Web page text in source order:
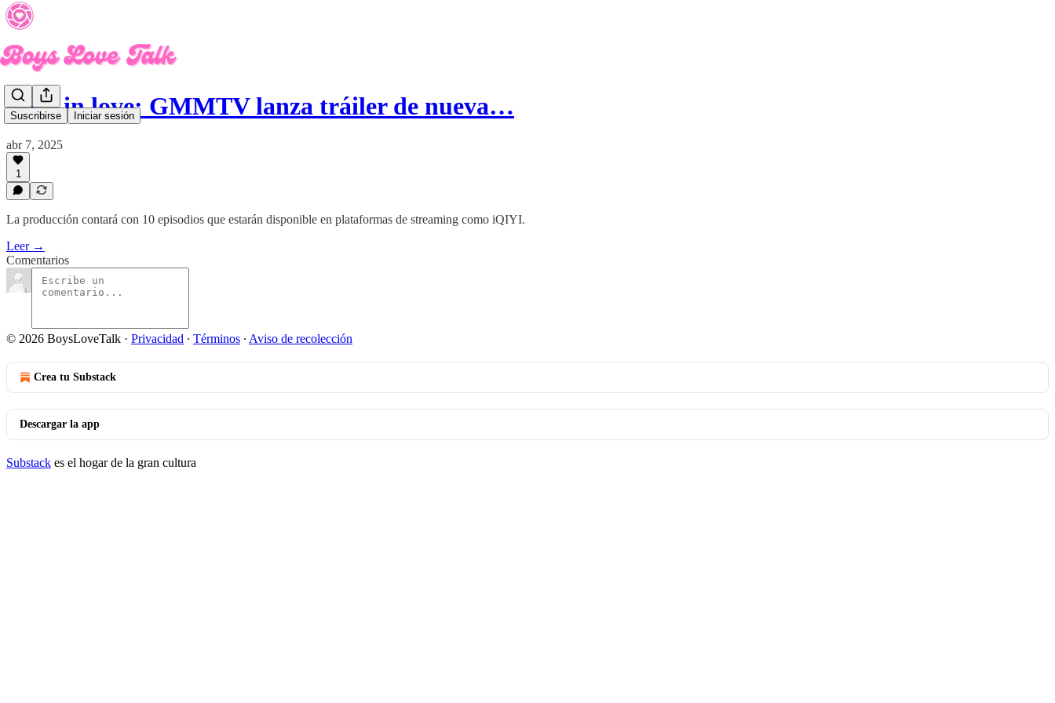
Suscribirse Iniciar sesión
Boys in love: GMMTV lanza tráiler de nueva…
abr 7, 2025
1
La producción contará con 10 episodios que estarán disponible en plataformas de streaming como iQIYI.
Leer →
Comentarios
© 2026 BoysLoveTalk · Privacidad ∙ Términos ∙ Aviso de recolección
Crea tu Substack
Descargar la app
Substack es el hogar de la gran cultura